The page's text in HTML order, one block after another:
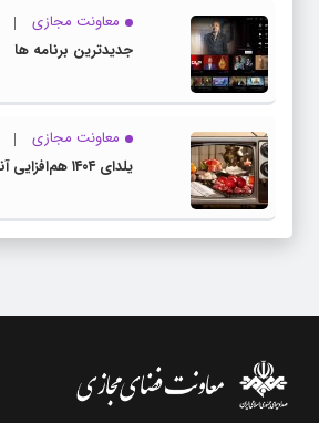
معاونت مجازی
جدیدترین برنامه ها
معاونت مجازی
یلدای ۱۴۰۴ هم‌افزایی آنتن و فضای مجازی